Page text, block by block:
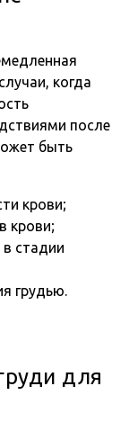
когда
после
быть
крови;
крови;
в стадии
грудью.
для